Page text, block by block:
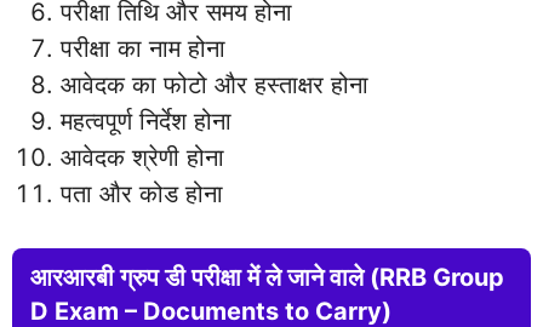
परीक्षा तिथि और समय होना
परीक्षा का नाम होना
आवेदक का फोटो और हस्ताक्षर होना
महत्वपूर्ण निर्देश होना
आवेदक श्रेणी होना
पता और कोड होना
आरआरबी ग्रुप डी परीक्षा में ले जाने वाले (RRB Group
D Exam – Documents to Carry)